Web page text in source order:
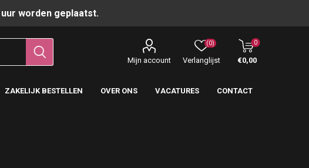
worden geplaatst.
Mijn account Verlanglijst
(0) 0
€0,00
ZAKELIJK BESTELLEN OVER ONS VACATURES CONTACT